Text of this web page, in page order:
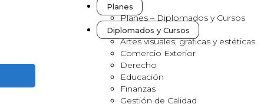
Planes
Planes – Diplomados y Cursos
Diplomados y Cursos
Artes visuales, gráficas y estéticas
Comercio Exterior
Derecho
Educación
Finanzas
Gestión de Calidad